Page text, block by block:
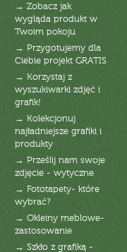
→ Zobacz jak
wygląda produkt w
Twoim pokoju
→ Przygotujemy dla
Ciebie projekt GRATIS
→ Korzystaj z
wyszukiwarki zdjęć i
grafik!
→ Kolekcjonuj
najładniejsze grafiki i
produkty
→ Prześlij nam swoje
zdjęcie - wytyczne
→ Fototapety- które
wybrać?
→ Okleiny meblowe-
zastosowanie
→ Szkło z grafiką -